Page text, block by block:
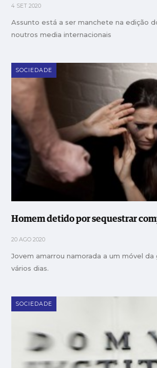
4 SET 2020
Assunto está a ser manchete na edição
noutros media internacionais
SOCIEDADE
Homem detido por sequestrar
20 AGO 2020
Jovem amarrou namorada a um móvel da
vários dias.
SOCIEDADE